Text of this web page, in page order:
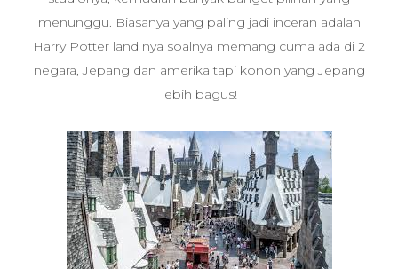
menunggu. Biasanya yang paling jadi inceran adalah
Harry Potter land nya soalnya memang cuma ada di 2
negara, Jepang dan amerika tapi konon yang Jepang
lebih bagus!